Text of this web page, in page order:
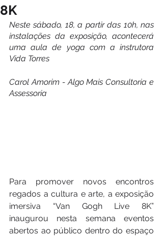
8K
Neste sábado, 18, a partir das 10h, nas
instalações da exposição, acontecerá
uma aula de yoga com a instrutora
Vida Torres
Carol Amorim - Algo Mais Consultoria e
Assessoria
Para promover novos encontros
regados a cultura e arte, a exposição
imersiva “Van Gogh Live 8K”
inaugurou nesta semana eventos
abertos ao público dentro do espaço